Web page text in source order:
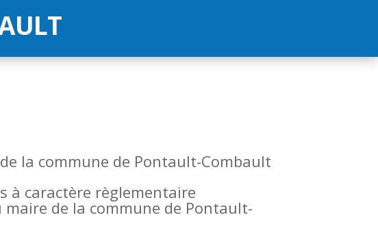
la commune de Pontault-Combault
à caractère règlementaire
de la commune de Pontault-